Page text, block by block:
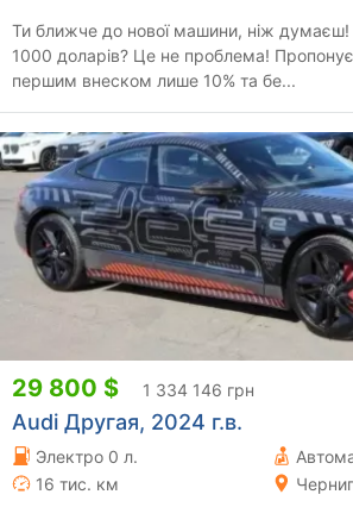
Ти ближче до нової машини, ніж думаєш!
1000 доларів? Це не проблема!
першим внеском лише 10% та бе...
29 800 $ 1 334 146 грн
Audi Другая, 2024 г.в.
Электро 0 л.
16 тис. км